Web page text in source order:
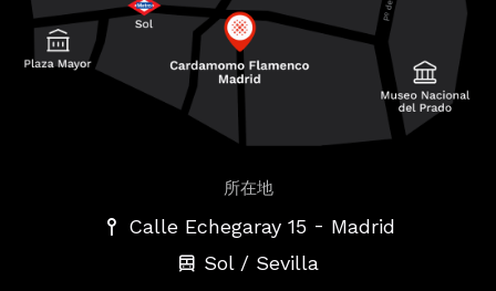
所在地
Calle Echegaray 15 - Madrid
Sol / Sevilla